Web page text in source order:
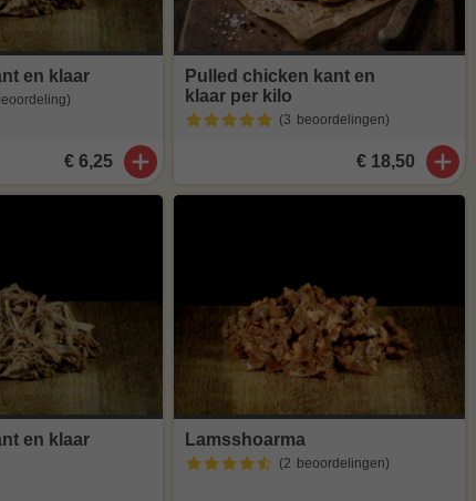
en klaar
)
€ 6,25
Pulled chicken kant en
klaar per kilo
(3 beoordelingen)
€ 18,50
en klaar
Lamsshoarma
(2 beoordelingen)